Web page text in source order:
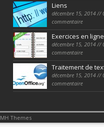
Liens
décembre 15, 2014 //
commentaire
Exercices en ligne
décembre 15, 2014 //
commentaire
Traitement de
décembre 15, 2014 //
commentaire
MH Themes